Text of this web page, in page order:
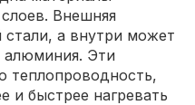
Внешняя
а внутри может
алюминия. Эти
теплопроводность,
и быстрее нагревать